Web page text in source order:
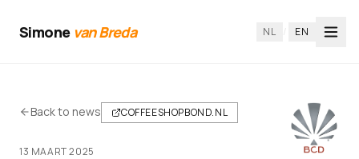
Simone van Breda NL EN
Back to news COFFEESHOPBOND.NL
13 MAART 2025